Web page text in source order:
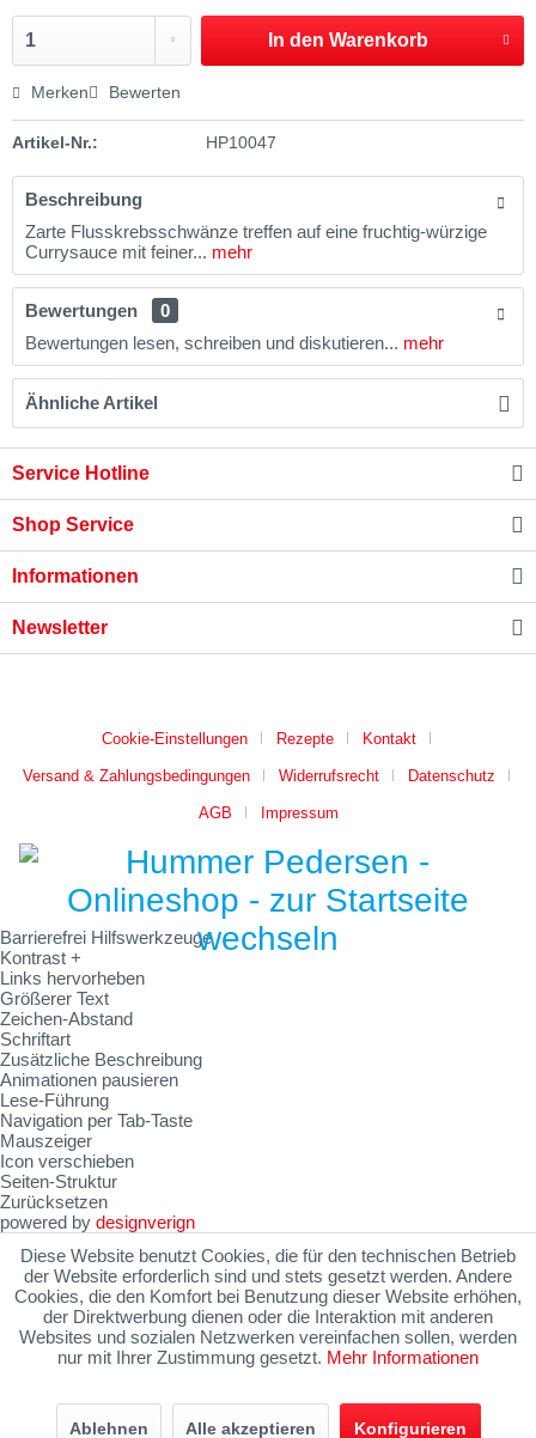
In den Warenkorb
Merken Bewerten
Artikel-Nr.: HP10047
Beschreibung
Zarte Flusskrebsschwänze treffen auf eine fruchtig-würzige
Currysauce mit feiner... mehr
Bewertungen
0
Bewertungen lesen, schreiben und diskutieren... mehr
Ähnliche Artikel
Service Hotline
Shop Service
Informationen
Newsletter
Cookie-Einstellungen Rezepte Kontakt
Versand & Zahlungsbedingungen Widerrufsrecht Datenschutz
AGB Impressum
Diese Website benutzt Cookies, die für den technischen Betrieb
der Website erforderlich sind und stets gesetzt werden. Andere
Cookies, die den Komfort bei Benutzung dieser Website erhöhen,
der Direktwerbung dienen oder die Interaktion mit anderen
Websites und sozialen Netzwerken vereinfachen sollen, werden
nur mit Ihrer Zustimmung gesetzt. Mehr Informationen
Ablehnen Alle akzeptieren Konfigurieren
Barrierefrei Hilfswerkzeuge
Kontrast +
Links hervorheben
Größerer Text
Zeichen-Abstand
Schriftart
Zusätzliche Beschreibung
Animationen pausieren
Lese-Führung
Navigation per Tab-Taste
Mauszeiger
Icon verschieben
Seiten-Struktur
Zurücksetzen
powered by designverign